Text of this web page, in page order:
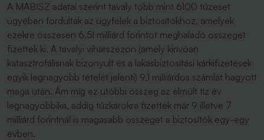
A MABISZ adatai szerint tavaly több mint 6100 tűzeset
ügyében fordultak az ügyfelek a biztosítókhoz, amelyek
ezekre összesen 6,5l milliárd forintot meghaladó összeget
fizettek ki. A tavalyi viharszezon (amely kirívóan
katasztrofálisnak bizonyult és a lakásbiztosítási kárkifizetések
egyik legnagyobb tételét jelenti) 9,1 milliárdos számlát hagyott
maga után. Ám míg ez utóbbi összeg az elmúlt tíz év
legnagyobbika, addig tűzkárokra fizettek már 9 illetve 7
milliárd forintnál is magasabb összeget a biztosítók egy-egy
évben.